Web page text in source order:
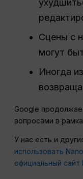
Сцены с
могут
Иногда
Google
вопросами в
У нас есть и
использовать
официальный сайт